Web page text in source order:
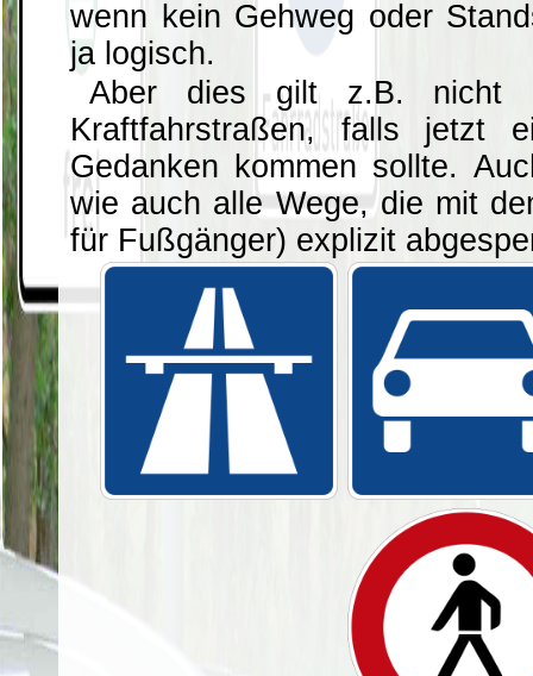
wenn kein Gehweg oder
ja logisch.
Aber dies gilt z.B. nicht
Kraftfahrstraßen, falls jetzt
Gedanken kommen sollte.
wie auch alle Wege, die mit
für Fußgänger) explizit